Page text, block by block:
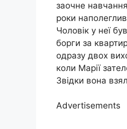
заочне
роки
Чоловік у неї
борги за
одразу двох
коли Марії
Звідки вона
Advertisements